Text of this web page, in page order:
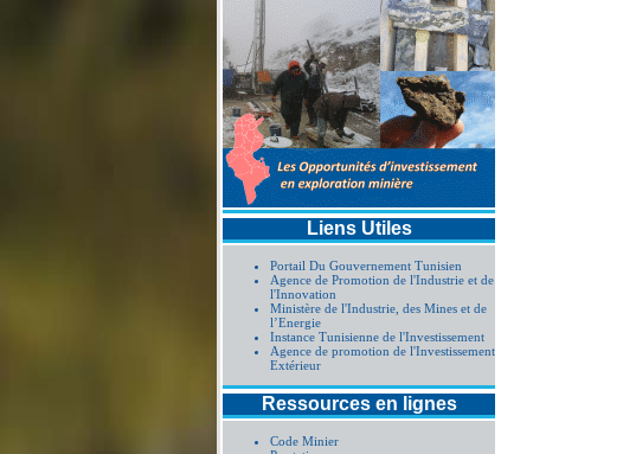
Liens Utiles
Portail Du Gouvernement Tunisien
Agence de Promotion de l'Industrie et de
l'Innovation
Ministère de l'Industrie, des Mines et de
l’Energie
Instance Tunisienne de l'Investissement
Agence de promotion de l'Investissement
Extérieur
Ressources en lignes
Code Minier